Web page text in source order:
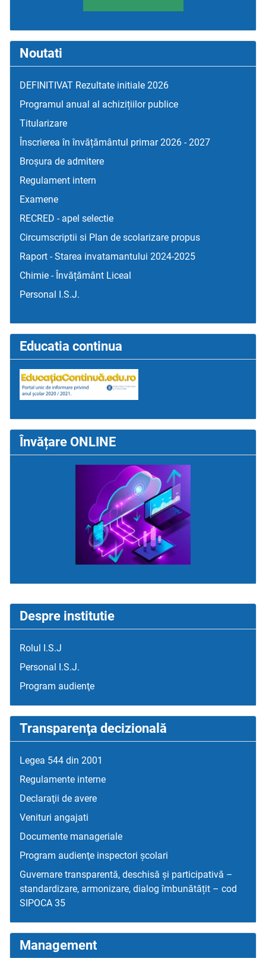
Despre institutie
Rolul I.S.J
Personal I.S.J.
Program audienţe
Transparenţa decizională
Legea 544 din 2001
Regulamente interne
Declaraţii de avere
Venituri angajati
Documente manageriale
Program audienţe inspectori școlari
Guvernare transparentă, deschisă și participativă –
standardizare, armonizare, dialog îmbunătățit – cod
SIPOCA 35
Management
Noutati
DEFINITIVAT Rezultate initiale 2026
Programul anual al achizițiilor publice
Titularizare
Înscrierea în învățământul primar 2026 - 2027
Broșura de admitere
Regulament intern
Examene
RECRED - apel selectie
Circumscriptii si Plan de scolarizare propus
Raport - Starea invatamantului 2024-2025
Chimie - Învățământ Liceal
Personal I.S.J.
Educatia continua
Învățare ONLINE